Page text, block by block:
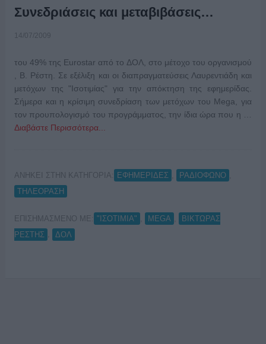
Συνεδριάσεις και μεταβιβάσεις…
14/07/2009
του 49% της Eurostar από το ΔΟΛ, στο μέτοχο του οργανισμού
, Β. Ρέστη. Σε εξέλιξη και οι διαπραγματεύσεις Λαυρεντιάδη και
μετόχων της "Ισοτιμίας" για την απόκτηση της εφημερίδας.
Σήμερα και η κρίσιμη συνεδρίαση των μετόχων του Mega, για
τον προυπολογισμό του προγράμματος, την ίδια ώρα που η …
Διαβάστε Περισσότερα...
ΑΝΗΚΕΙ ΣΤΗΝ ΚΑΤΗΓΟΡΙΑ: ΕΦΗΜΕΡΙΔΕΣ ΡΑΔΙΟΦΩΝΟ
ΤΗΛΕΟΡΑΣΗ
ΕΠΙΣΗΜΑΣΜΕΝΟ ΜΕ: "ΙΣΟΤΙΜΙΑ" MEGA
ΒΙΚΤΩΡΑΣ
ΡΕΣΤΗΣ
ΔΟΛ